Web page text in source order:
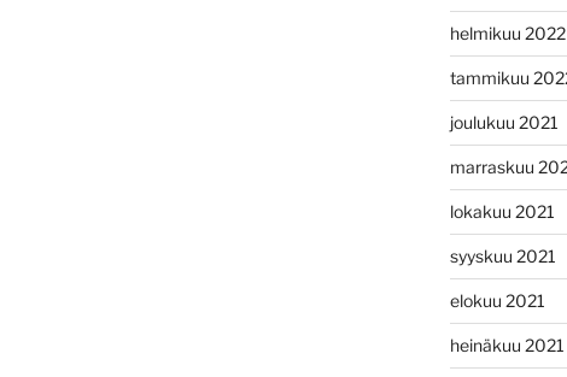
helmikuu 2022
tammikuu
joulukuu 2021
marraskuu
lokakuu 2021
syyskuu 2021
elokuu 2021
heinäkuu 2021